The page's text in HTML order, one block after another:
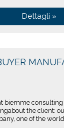
Dettagli »
biemme consulting
the client:
one of the